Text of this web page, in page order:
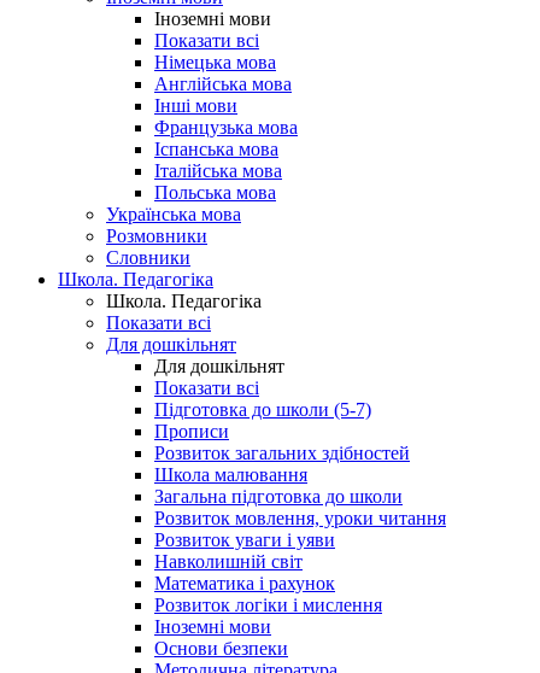
Іноземні мови
Показати всі
Німецька мова
Англійська мова
Інші мови
Французька мова
Іспанська мова
Італійська мова
Польська мова
Українська мова
Розмовники
Словники
Школа. Педагогіка
Школа. Педагогіка
Показати всі
Для дошкільнят
Для дошкільнят
Показати всі
Підготовка до школи (5-7)
Прописи
Розвиток загальних здібностей
Школа малювання
Загальна підготовка до школи
Розвиток мовлення, уроки читання
Розвиток уваги і уяви
Навколишній світ
Математика і рахунок
Розвиток логіки і мислення
Іноземні мови
Основи безпеки